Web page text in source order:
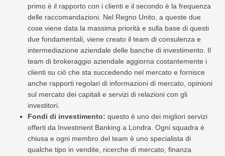
primo è il rapporto con i clienti e il secondo è la frequenza
delle raccomandazioni. Nel Regno Unito, a queste due
cose viene data la massima priorità e sulla base di questi
due fondamentali, viene creato il team di consulenza e
intermediazione aziendale delle banche di investimento. Il
team di brokeraggio aziendale aggiorna costantemente i
clienti su ciò che sta succedendo nel mercato e fornisce
anche rapporti regolari di informazioni di mercato, opinioni
sul mercato dei capitali e servizi di relazioni con gli
investitori.
Fondi di investimento: questo è uno dei migliori servizi
offerti da Investment Banking a Londra. Ogni squadra è
chiusa e ogni membro del team è uno specialista di
qualche tipo in vendite, ricerche di mercato, finanza